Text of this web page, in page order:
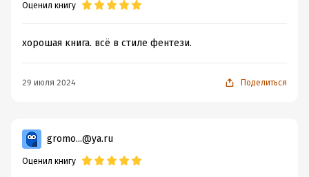
Оценил книгу
хорошая книга. всё в стиле фентези.
29 июля 2024 Поделиться
gromo...@ya.ru
Оценил книгу